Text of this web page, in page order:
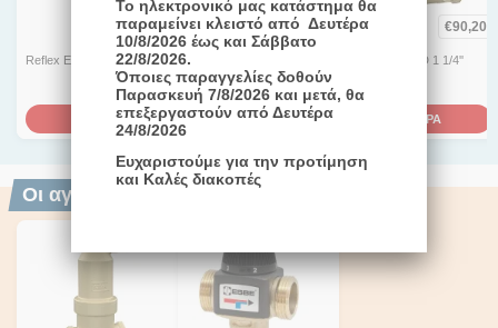
1.298,40
Reflex Exdirt DN 100
ΑΓΟΡΑ
€272,70
Reflex Exvoid A 2''
ΑΓΟΡΑ
€90,20
Reflex Exdirt D 1 1/4''
ΑΓΟΡΑ
Οι αγοραστές επέλεξαν επίσης
Το ηλεκτρονικό μας κατάστημα θα
παραμείνει κλειστό από Δευτέρα
10/8/2026 έως και Σάββατο
22/8/2026.
Όποιες παραγγελίες δοθούν
Παρασκευή 7/8/2026 και μετά, θα
επεξεργαστούν από Δευτέρα
24/8/2026
Ευχαριστούμε για την προτίμηση
και Καλές διακοπές